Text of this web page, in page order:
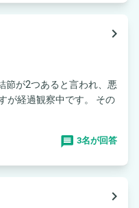
navigate_next
節が2つあると言われ、悪
過観察中です。 その
3名が回答
navigate_next